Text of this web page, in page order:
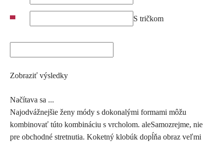
S tričkom
Zobraziť výsledky
Načítava sa ...
Najodvážnejšie ženy módy s dokonalými formami môžu
kombinovať túto kombináciu s vrcholom. aleSamozrejme, nie
pre obchodné stretnutia. Koketný klobúk dopĺňa obraz veľmi